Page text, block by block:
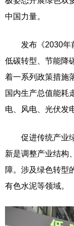
中国力量。
发布《2030年前
低碳转型、节能
着一系列政策措施
国内生产总值能耗
电、风电、光伏发
促进传统产业绿
新是调整产业结构
障。涉及绿色转型
有色水泥等领域。